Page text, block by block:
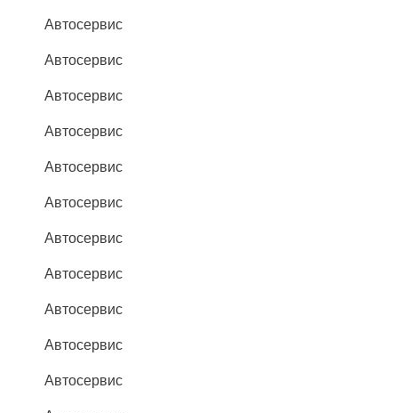
Автосервис
Автосервис
Автосервис
Автосервис
Автосервис
Автосервис
Автосервис
Автосервис
Автосервис
Автосервис
Автосервис